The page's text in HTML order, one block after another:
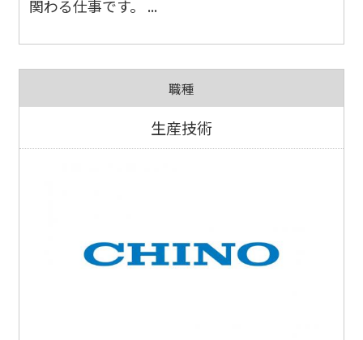
関わる仕事です。 ...
職種
生産技術